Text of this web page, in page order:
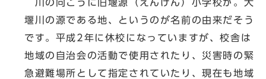
川の向こうに旧堰源（えんげん）小学校が。大
堰川の源である地、というのが名前の由来だそう
です。平成2年に休校になっていますが、校舎は
地域の自治会の活動で使用されたり、災害時の緊
急避難場所として指定されていたり、現在も地域